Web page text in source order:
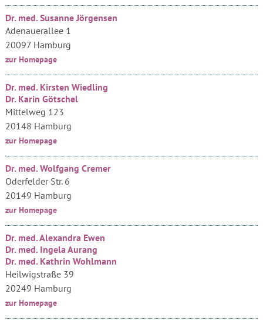
Dr. med. Susanne Jörgensen
Adenauerallee 1
20097 Hamburg
zur Homepage
Dr. med. Kirsten Wiedling
Dr. Karin Götschel
Mittelweg 123
20148 Hamburg
zur Homepage
Dr. med. Wolfgang Cremer
Oderfelder Str. 6
20149 Hamburg
zur Homepage
Dr. med. Alexandra Ewen
Dr. med. Ingela Aurang
Dr. med. Kathrin Wohlmann
Heilwigstraße 39
20249 Hamburg
zur Homepage